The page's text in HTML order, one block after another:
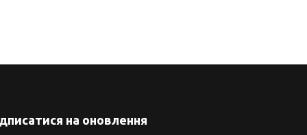
на оновлення